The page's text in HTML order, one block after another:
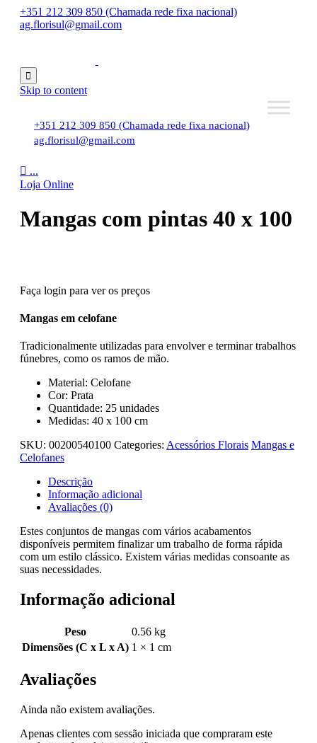
+351 212 309 850 (Chamada rede fixa nacional)
ag.florisul@gmail.com

Skip to content
+351 212 309 850 (Chamada rede fixa nacional)
ag.florisul@gmail.com
 ...
Loja Online
Mangas com pintas 40 x 100
Faça login para ver os preços
Mangas em celofane
Tradicionalmente utilizadas para envolver e terminar trabalhos
fúnebres, como os ramos de mão.
Material: Celofane
Cor: Prata
Quantidade: 25 unidades
Medidas: 40 x 100 cm
SKU: 00200540100 Categories: Acessórios Florais Mangas e
Celofanes
Descrição
Informação adicional
Avaliações (0)
Estes conjuntos de mangas com vários acabamentos
disponíveis permitem finalizar um trabalho de forma rápida
com um estilo clássico. Existem várias medidas consoante as
suas necessidades.
Informação adicional
Peso
0.56 kg
Dimensões (C x L x A) 1 × 1 cm
Avaliações
Ainda não existem avaliações.
Apenas clientes com sessão iniciada que compraram este